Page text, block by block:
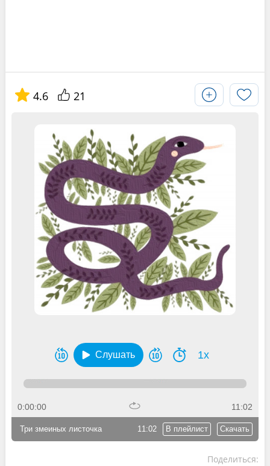
4.6 21
Слушать 1x
0:00:00 11:02
11:02 В плейлист Скачать
Три змеиных листочка
Поделиться: